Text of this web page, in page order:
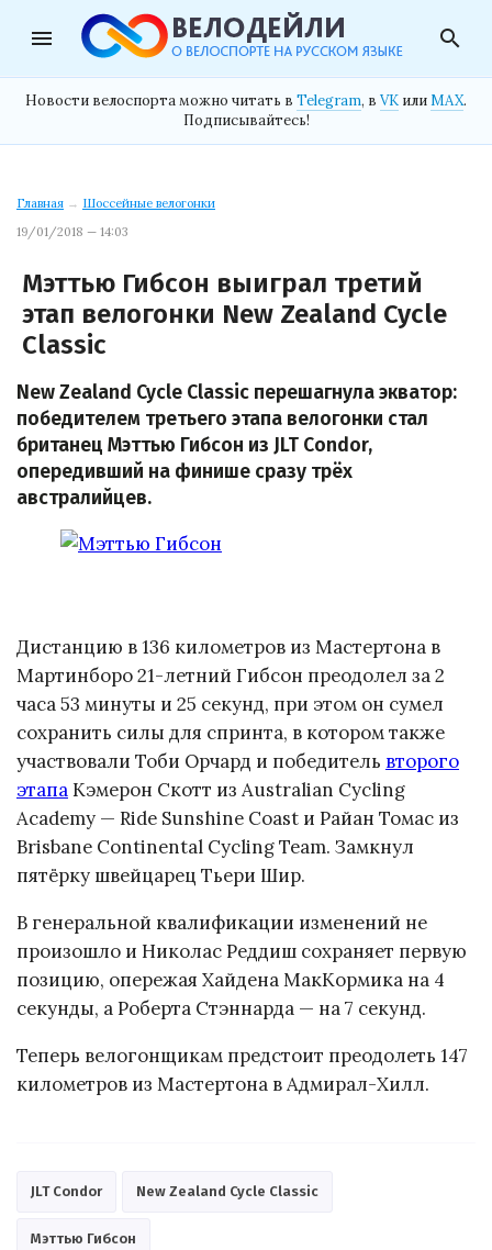
menu search
Новости велоспорта можно читать в Telegram, в VK илиMAX.
Подписывайтесь!
Главная → Шоссейные велогонки
19/01/2018 — 14:03
Мэттью Гибсон выиграл третий
этап велогонки New Zealand Cycle
Classic
New Zealand Cycle Classic перешагнула экватор:
победителем третьего этапа велогонки стал
британец Мэттью Гибсон из JLT Condor,
опередивший на финише сразу трёх
австралийцев.
Дистанцию в 136 километров из Мастертона в
Мартинборо 21-летний Гибсон преодолел за 2
часа 53 минуты и 25 секунд, при этом он сумел
сохранить силы для спринта, в котором также
участвовали Тоби Орчард и победитель второго
этапаКэмерон Скотт из Australian Cycling
Academy — Ride Sunshine Coast и Райан Томас из
Brisbane Continental Cycling Team. Замкнул
пятёрку швейцарец Тьери Шир.
В генеральной квалификации изменений не
произошло и Николас Реддиш сохраняет первую
позицию, опережая Хайдена МакКормика на 4
секунды, а Роберта Стэннарда — на 7 секунд.
Теперь велогонщикам предстоит преодолеть 147
километров из Мастертона в Адмирал-Хилл.
JLT Condor New Zealand Cycle Classic
Мэттью Гибсон